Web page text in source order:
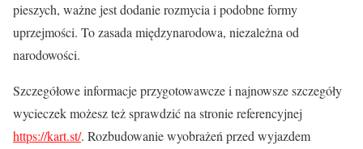
pieszych, ważne jest dodanie rozmycia i podobne formy
uprzejmości. To zasada międzynarodowa, niezależna od
narodowości.
Szczegółowe informacje przygotowawcze i najnowsze szczegóły
wycieczek możesz też sprawdzić na stronie referencyjnej
https://kart.st/. Rozbudowanie wyobrażeń przed wyjazdem